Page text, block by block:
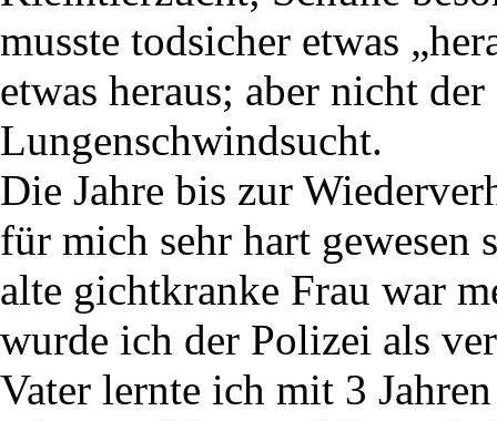
musste todsicher etwas
etwas heraus; aber nicht
Lungenschwindsucht.
Die Jahre bis zur
für mich sehr hart gewesen
alte gichtkranke Frau war
wurde ich der Polizei als
Vater lernte ich mit 3